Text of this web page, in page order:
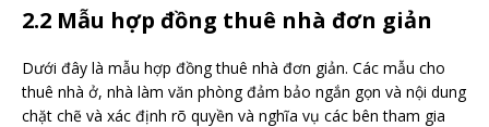
2.2 Mẫu hợp đồng thuê nhà đơn giản
Dưới đây là mẫu hợp đồng thuê nhà đơn giản. Các mẫu cho
thuê nhà ở, nhà làm văn phòng đảm bảo ngắn gọn và nội dung
chặt chẽ và xác định rõ quyền và nghĩa vụ các bên tham gia